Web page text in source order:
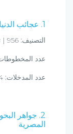
1. عجائب الدنيا
التصنيف:
عدد
عدد المدخلات:
2. جواهر
المصرية